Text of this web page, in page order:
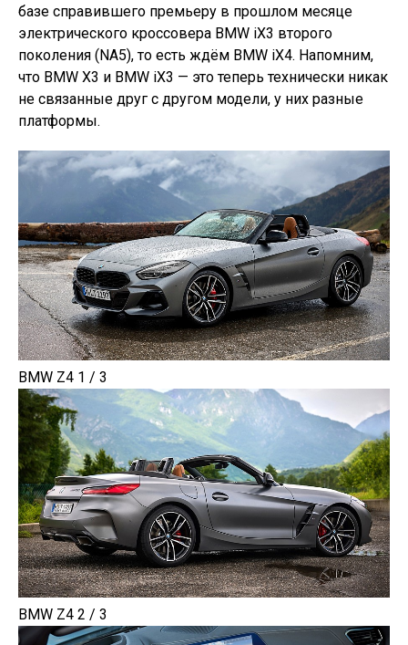
базе справившего премьеру в прошлом месяце
электрического кроссовера BMW iX3 второго
поколения (NA5), то есть ждём BMW iX4. Напомним,
что BMW X3 и BMW iX3 — это теперь технически никак
не связанные друг с другом модели, у них разные
платформы.
BMW Z4 1 / 3
BMW Z4 2 / 3